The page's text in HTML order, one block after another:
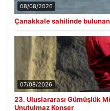
08/08/2026
Çanakkale sahilinde
07/08/2026
23. Uluslararası Gümüşlük
Unutulmaz Konser